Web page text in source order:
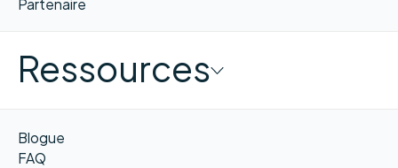
Partenaire
Ressources
Blogue
FAQ